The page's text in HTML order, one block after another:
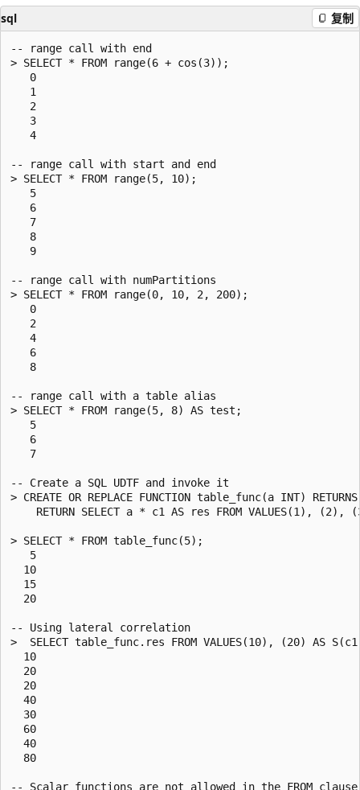
sql 复制
-- range call with end
> SELECT * FROM range(6 + cos(3));
   0
   1
   2
   3
   4
-- range call with start and end
> SELECT * FROM range(5, 10);
   5
   6
   7
   8
   9
-- range call with numPartitions
> SELECT * FROM range(0, 10, 2, 200);
   0
   2
   4
   6
   8
-- range call with a table alias
> SELECT * FROM range(5, 8) AS test;
   5
   6
   7
-- Create a SQL UDTF and invoke it
> CREATE OR REPLACE FUNCTION table_func(a INT) RETURNS
RETURN SELECT a * c1 AS res FROM VALUES(1), (2),
> SELECT * FROM table_func(5);
   5
  10
  15
  20
-- Using lateral correlation
>  SELECT table_func.res FROM VALUES(10), (20) AS
  10
  20
  20
  40
  30
  60
  40
  80
-- Scalar functions are not allowed in the FROM clause